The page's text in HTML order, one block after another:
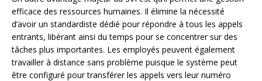
efficace des ressources humaines. Il élimine la nécessité
d’avoir un standardiste dédié pour répondre à tous les appels
entrants, libérant ainsi du temps pour se concentrer sur des
tâches plus importantes. Les employés peuvent également
travailler à distance sans problème puisque le système peut
être configuré pour transférer les appels vers leur numéro